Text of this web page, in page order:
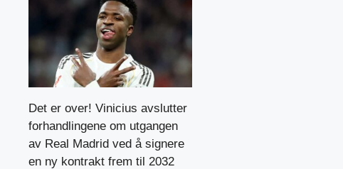
Det er over! Vinicius avslutter
forhandlingene om utgangen
av Real Madrid ved å signere
en ny kontrakt frem til 2032